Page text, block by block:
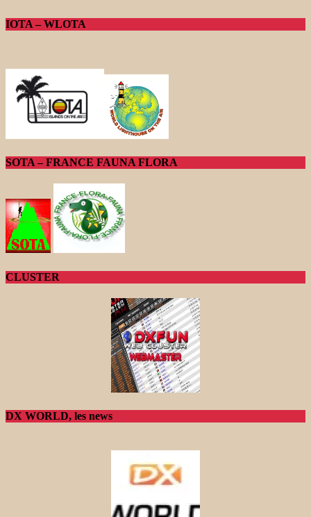
IOTA – WLOTA
SOTA – FRANCE FAUNA FLORA
CLUSTER
DX WORLD, les news